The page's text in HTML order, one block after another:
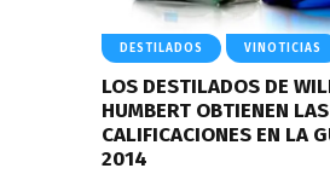
DESTILADOS VINOTICIAS
LOS DESTILADOS DE
HUMBERT OBTIENEN
CALIFICACIONES EN LA
2014